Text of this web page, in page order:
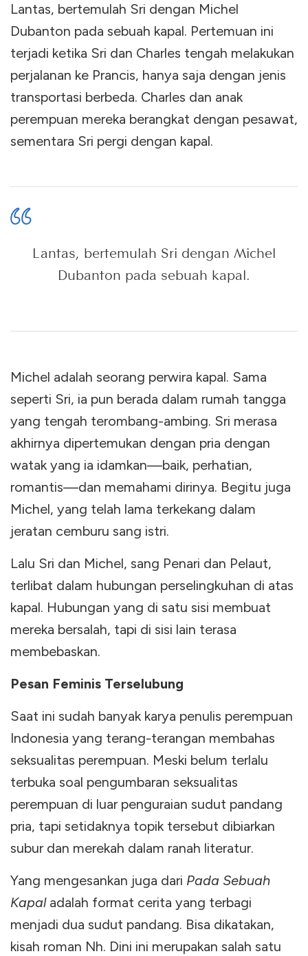
Lantas, bertemulah Sri dengan Michel
Dubanton pada sebuah kapal. Pertemuan ini
terjadi ketika Sri dan Charles tengah melakukan
perjalanan ke Prancis, hanya saja dengan jenis
transportasi berbeda. Charles dan anak
perempuan mereka berangkat dengan pesawat,
sementara Sri pergi dengan kapal.
Lantas, bertemulah Sri dengan Michel
Dubanton pada sebuah kapal.
Michel adalah seorang perwira kapal. Sama
seperti Sri, ia pun berada dalam rumah tangga
yang tengah terombang-ambing. Sri merasa
akhirnya dipertemukan dengan pria dengan
watak yang ia idamkan—baik, perhatian,
romantis—dan memahami dirinya. Begitu juga
Michel, yang telah lama terkekang dalam
jeratan cemburu sang istri.
Lalu Sri dan Michel, sang Penari dan Pelaut,
terlibat dalam hubungan perselingkuhan di atas
kapal. Hubungan yang di satu sisi membuat
mereka bersalah, tapi di sisi lain terasa
membebaskan.
Pesan Feminis Terselubung
Saat ini sudah banyak karya penulis perempuan
Indonesia yang terang-terangan membahas
seksualitas perempuan. Meski belum terlalu
terbuka soal pengumbaran seksualitas
perempuan di luar penguraian sudut pandang
pria, tapi setidaknya topik tersebut dibiarkan
subur dan merekah dalam ranah literatur.
Yang mengesankan juga dari Pada Sebuah
Kapaladalah format cerita yang terbagi
menjadi dua sudut pandang. Bisa dikatakan,
kisah roman Nh. Dini ini merupakan salah satu